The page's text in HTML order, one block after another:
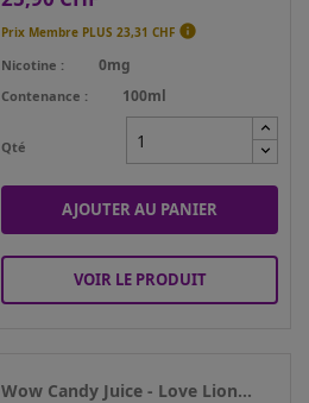
Prix Membre PLUS23,31 CHF 
Nicotine 0mg
Contenance 100ml
Qté
AJOUTER AU PANIER
VOIR LE PRODUIT
Wow Candy Juice - Love Lion...